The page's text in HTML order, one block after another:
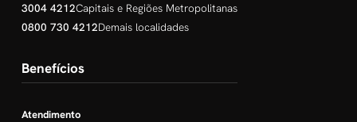
3004 4212Capitais e Regiões Metropolitanas
0800 730 4212Demais localidades
Benefícios
Atendimento